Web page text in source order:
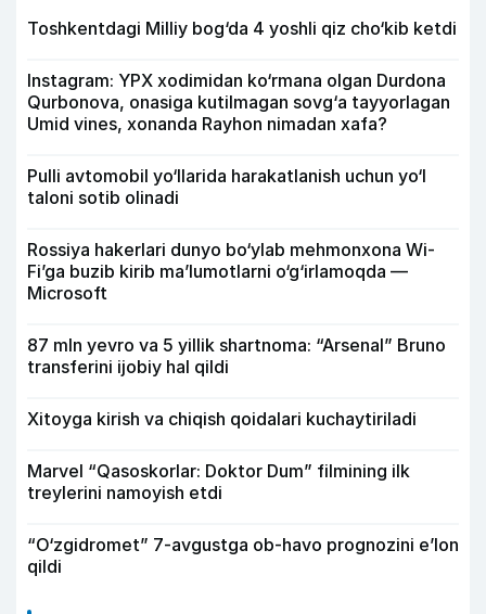
Toshkentdagi Milliy bog‘da 4 yoshli qiz cho‘kib ketdi
Instagram: YPX xodimidan ko‘rmana olgan Durdona
Qurbonova, onasiga kutilmagan sovg‘a tayyorlagan
Umid vines, xonanda Rayhon nimadan xafa?
Pulli avtomobil yo‘llarida harakatlanish uchun yo‘l
taloni sotib olinadi
Rossiya hakerlari dunyo bo‘ylab mehmonxona Wi-
Fi’ga buzib kirib ma’lumotlarni o‘g‘irlamoqda —
Microsoft
87 mln yevro va 5 yillik shartnoma: “Arsenal” Bruno
transferini ijobiy hal qildi
Xitoyga kirish va chiqish qoidalari kuchaytiriladi
Marvel “Qasoskorlar: Doktor Dum” filmining ilk
treylerini namoyish etdi
“O‘zgidromet” 7-avgustga ob-havo prognozini e’lon
qildi